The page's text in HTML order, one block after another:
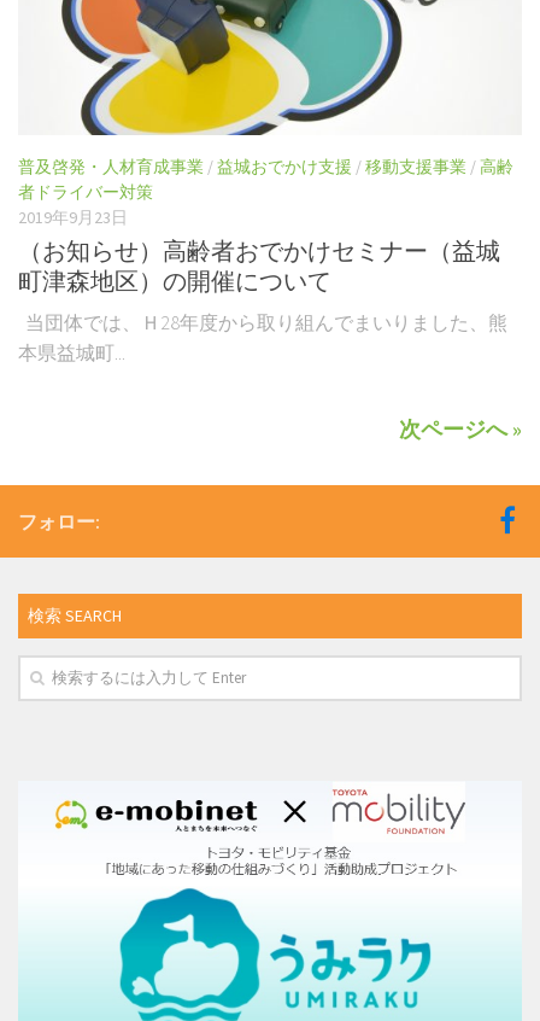
普及啓発・人材育成事業 /益城おでかけ支援 /移動支援事業 /高齢
者ドライバー対策
2019年9月23日
（お知らせ）高齢者おでかけセミナー（益城
町津森地区）の開催について
当団体では、Ｈ28年度から取り組んでまいりました、熊
本県益城町...
次ページへ »
フォロー:
検索 SEARCH